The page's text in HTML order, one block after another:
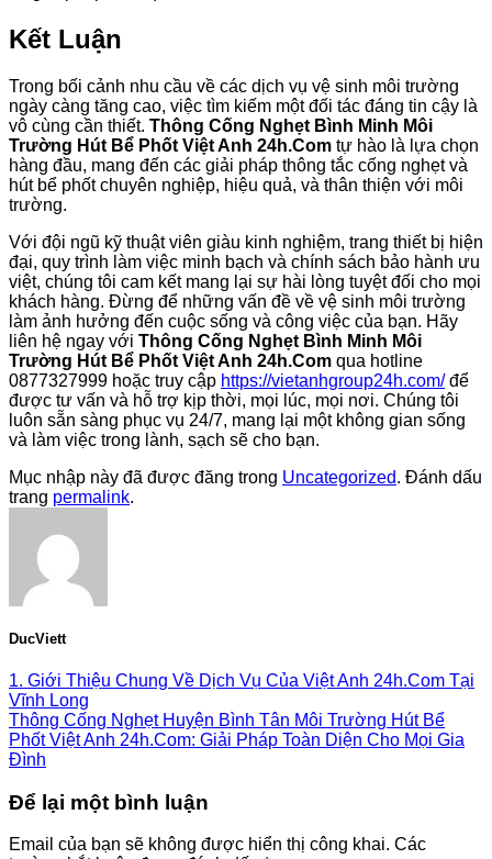
Kết Luận
Trong bối cảnh nhu cầu về các dịch vụ vệ sinh môi trường
ngày càng tăng cao, việc tìm kiếm một đối tác đáng tin cậy là
vô cùng cần thiết. Thông Cống Nghẹt Bình Minh Môi
Trường Hút Bể Phốt Việt Anh 24h.Com tự hào là lựa chọn
hàng đầu, mang đến các giải pháp thông tắc cống nghẹt và
hút bể phốt chuyên nghiệp, hiệu quả, và thân thiện với môi
trường.
Với đội ngũ kỹ thuật viên giàu kinh nghiệm, trang thiết bị hiện
đại, quy trình làm việc minh bạch và chính sách bảo hành ưu
việt, chúng tôi cam kết mang lại sự hài lòng tuyệt đối cho mọi
khách hàng. Đừng để những vấn đề về vệ sinh môi trường
làm ảnh hưởng đến cuộc sống và công việc của bạn. Hãy
liên hệ ngay với Thông Cống Nghẹt Bình Minh Môi
Trường Hút Bể Phốt Việt Anh 24h.Com qua hotline
0877327999 hoặc truy cập https://vietanhgroup24h.com/để
được tư vấn và hỗ trợ kịp thời, mọi lúc, mọi nơi. Chúng tôi
luôn sẵn sàng phục vụ 24/7, mang lại một không gian sống
và làm việc trong lành, sạch sẽ cho bạn.
Mục nhập này đã được đăng trong Uncategorized. Đánh dấu
trang permalink.
DucViett
1. Giới Thiệu Chung Về Dịch Vụ Của Việt Anh 24h.Com Tại
Vĩnh Long
Thông Cống Nghẹt Huyện Bình Tân Môi Trường Hút Bể
Phốt Việt Anh 24h.Com: Giải Pháp Toàn Diện Cho Mọi Gia
Đình
Để lại một bình luận
Email của bạn sẽ không được hiển thị công khai. Các